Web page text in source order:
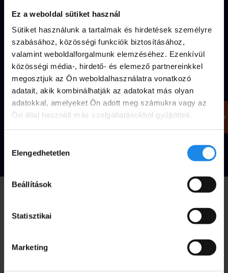
Ez a weboldal sütiket használ
Sütiket használunk a tartalmak és hirdetések személyre
szabásához, közösségi funkciók biztosításához,
valamint weboldalforgalmunk elemzéséhez. Ezenkívül
közösségi média-, hirdető- és elemező partnereinkkel
megosztjuk az Ön weboldalhasználatra vonatkozó
adatait, akik kombinálhatják az adatokat más olyan
adatokkal, amelyeket Ön adott meg számukra vagy az
Ön által használt más szolgáltatásokból gyűjtöttek.
kiválasztása
Elengedhetetlen
Beállítások
Statisztikai
Marketing
– nettó
jövedelem
Ingyen
TB
naptárunkat
letöltheted
innen!
Töltsd
le
naptári
évre
Ingyen